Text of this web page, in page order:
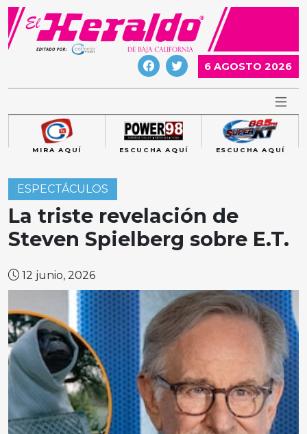
Skip
content
6 AGOSTO 2026
MIRA AQUÍ ESCUCHA AQUÍ ESCUCHA AQUÍ
ESPECTÁCULOS
La triste revelación de
Steven Spielberg sobre E.T.
12 junio, 2026